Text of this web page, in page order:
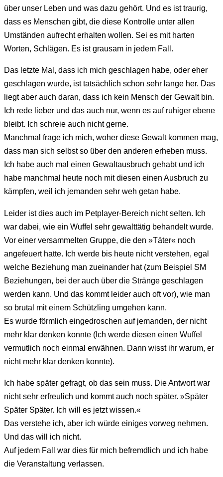
über unser Leben und was dazu gehört. Und es ist traurig,
dass es Menschen gibt, die diese Kontrolle unter allen
Umständen aufrecht erhalten wollen. Sei es mit harten
Worten, Schlägen. Es ist grausam in jedem Fall.
Das letzte Mal, dass ich mich geschlagen habe, oder eher
geschlagen wurde, ist tatsächlich schon sehr lange her. Das
liegt aber auch daran, dass ich kein Mensch der Gewalt bin.
Ich rede lieber und das auch nur, wenn es auf ruhiger ebene
bleibt. Ich schreie auch nicht gerne.
Manchmal frage ich mich, woher diese Gewalt kommen mag,
dass man sich selbst so über den anderen erheben muss.
Ich habe auch mal einen Gewaltausbruch gehabt und ich
habe manchmal heute noch mit diesen einen Ausbruch zu
kämpfen, weil ich jemanden sehr weh getan habe.
Leider ist dies auch im Petplayer-Bereich nicht selten. Ich
war dabei, wie ein Wuffel sehr gewalttätig behandelt wurde.
Vor einer versammelten Gruppe, die den »Täter« noch
angefeuert hatte. Ich werde bis heute nicht verstehen, egal
welche Beziehung man zueinander hat (zum Beispiel SM
Beziehungen, bei der auch über die Stränge geschlagen
werden kann. Und das kommt leider auch oft vor), wie man
so brutal mit einem Schützling umgehen kann.
Es wurde förmlich eingedroschen auf jemanden, der nicht
mehr klar denken konnte (Ich werde diesen einen Wuffel
vermutlich noch einmal erwähnen. Dann wisst ihr warum, er
nicht mehr klar denken konnte).
Ich habe später gefragt, ob das sein muss. Die Antwort war
nicht sehr erfreulich und kommt auch noch später. »Später
Später Später. Ich will es jetzt wissen.«
Das verstehe ich, aber ich würde einiges vorweg nehmen.
Und das will ich nicht.
Auf jedem Fall war dies für mich befremdlich und ich habe
die Veranstaltung verlassen.